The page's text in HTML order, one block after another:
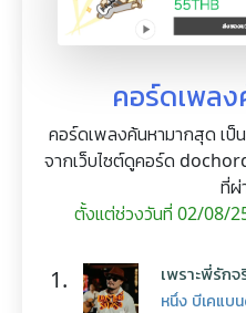
คอร์ดเพล
คอร์ดเพลงค้นหามากสุด เป็
จากเว็บไซต์ดูคอร์ด
ที่ผ่
ตั้งแต่ช่วงวันที่ 02/08/
1. เพราะพี่รักจ
หนึ่ง บีเคแบ